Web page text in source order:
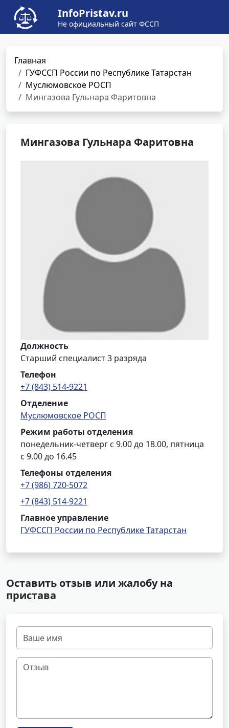
InfoPristav.ru
Не официальный сайт ФССП
Главная
ГУФССП России по Республике Татарстан
Муслюмовское РОСП
Мингазова Гульнара Фаритовна
Мингазова Гульнара Фаритовна
Должность
Старший специалист 3 разряда
Телефон
+7 (843) 514-9221
Отделение
Муслюмовское РОСП
Режим работы отделения
понедельник-четверг с 9.00 до 18.00, пятница
с 9.00 до 16.45
Телефоны отделения
+7 (986) 720-5072
+7 (843) 514-9221
Главное управление
ГУФССП России по Республике Татарстан
Оставить отзыв или жалобу на
пристава